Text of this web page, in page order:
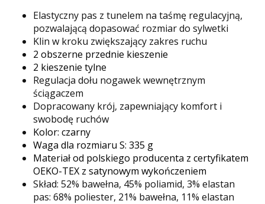
Elastyczny pas z tunelem na taśmę regulacyjną,
pozwalającą dopasować rozmiar do sylwetki
Klin w kroku zwiększający zakres ruchu
2 obszerne przednie kieszenie
2 kieszenie tylne
Regulacja dołu nogawek wewnętrznym
ściągaczem
Dopracowany krój, zapewniający komfort i
swobodę ruchów
Kolor: czarny
Waga dla rozmiaru S: 335 g
Materiał od polskiego producenta z certyfikatem
OEKO-TEX z satynowym wykończeniem
Skład: 52% bawełna, 45% poliamid, 3% elastan
pas: 68% poliester, 21% bawełna, 11% elastan